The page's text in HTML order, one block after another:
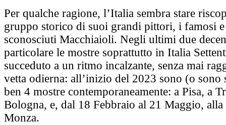
Per qualche ragione, l’Italia sembra stare
gruppo storico di suoi grandi pittori, i famosi
sconosciuti Macchiaioli. Negli ultimi due
particolare le mostre soprattutto in Italia
succeduto a un ritmo incalzante, senza mai
vetta odierna: all’inizio del 2023 sono (o sono
ben 4 mostre contemporaneamente: a Pisa, a
Bologna, e, dal 18 Febbraio al 21 Maggio,
Monza.